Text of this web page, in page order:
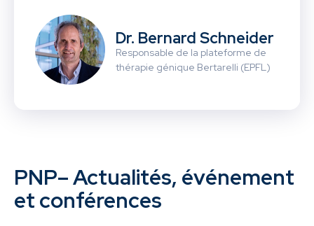
Dr. Bernard Schneider
Responsable de la plateforme de
thérapie génique Bertarelli (EPFL)
PNP– Actualités, événement
et conférences